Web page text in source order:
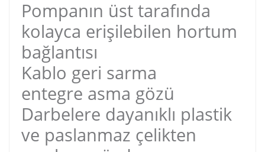
Pompanın üst tarafında
kolayca erişilebilen hortum
bağlantısı
Kablo geri sarma
entegre asma gözü
Darbelere dayanıklı plastik
ve paslanmaz çelikten